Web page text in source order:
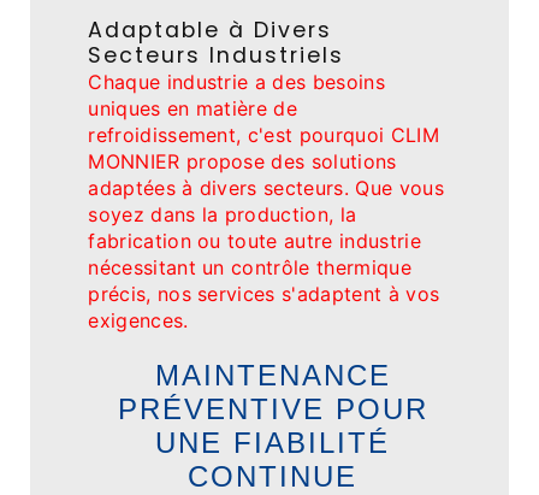
Adaptable à Divers
Secteurs Industriels
Chaque industrie a des besoins
uniques en matière de
refroidissement, c'est pourquoi CLIM
MONNIER propose des solutions
adaptées à divers secteurs. Que vous
soyez dans la production, la
fabrication ou toute autre industrie
nécessitant un contrôle thermique
précis, nos services s'adaptent à vos
exigences.
MAINTENANCE
PRÉVENTIVE POUR
UNE FIABILITÉ
CONTINUE